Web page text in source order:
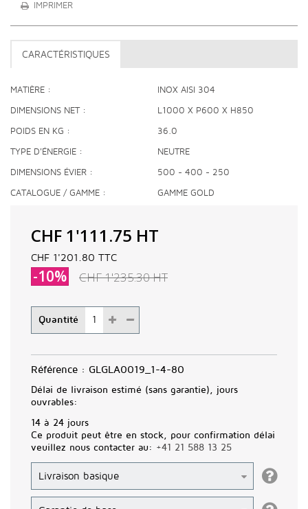
IMPRIMER
CARACTÉRISTIQUES
MATIÈRE INOX AISI 304
DIMENSIONS NET L1000 X P600 X H850
POIDS EN KG 36.0
TYPE D'ÉNERGIE NEUTRE
DIMENSIONS ÉVIER 500 - 400 - 250
CATALOGUE / GAMME GAMME GOLD
Quantité
CHF 1'111.75 HT
CHF 1'201.80 TTC
-10% CHF 1'235.30HT
Référence : GLGLA0019_1-4-80
Délai de livraison estimé (sans garantie), jours
ouvrables:
14 à 24 jours
Ce produit peut être en stock, pour confirmation délai
veuillez nous contacter au: +41 21 588 13 25